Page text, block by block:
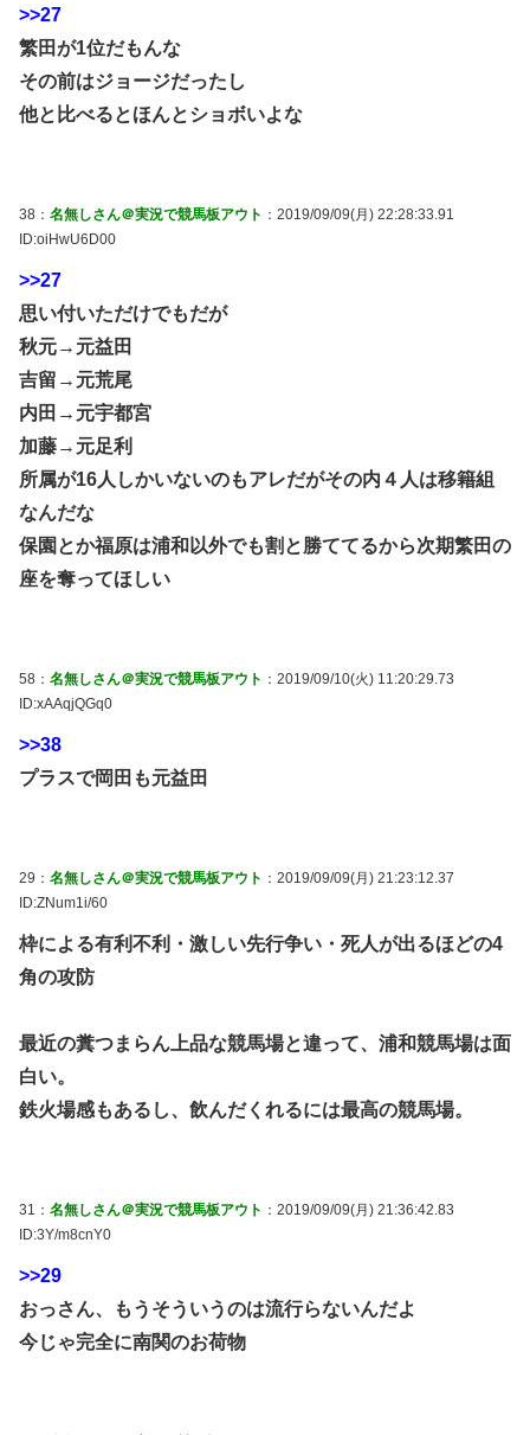
>>27
繁田が1位だもんな
その前はジョージだったし
他と比べるとほんとショボいよな
38： 名無しさん＠実況で競馬板アウト ：2019/09/09(月) 22:28:33.91
ID:oiHwU6D00
>>27
思い付いただけでもだが
秋元→元益田
吉留→元荒尾
内田→元宇都宮
加藤→元足利
所属が16人しかいないのもアレだがその内４人は移籍組
なんだな
保園とか福原は浦和以外でも割と勝ててるから次期繁田の
座を奪ってほしい
58： 名無しさん＠実況で競馬板アウト ：2019/09/10(火) 11:20:29.73
ID:xAAqjQGq0
>>38
プラスで岡田も元益田
29： 名無しさん＠実況で競馬板アウト ：2019/09/09(月) 21:23:12.37
ID:ZNum1i/60
枠による有利不利・激しい先行争い・死人が出るほどの4
角の攻防
最近の糞つまらん上品な競馬場と違って、浦和競馬場は面
白い。
鉄火場感もあるし、飲んだくれるには最高の競馬場。
31： 名無しさん＠実況で競馬板アウト ：2019/09/09(月) 21:36:42.83
ID:3Y/m8cnY0
>>29
おっさん、もうそういうのは流行らないんだよ
今じゃ完全に南関のお荷物